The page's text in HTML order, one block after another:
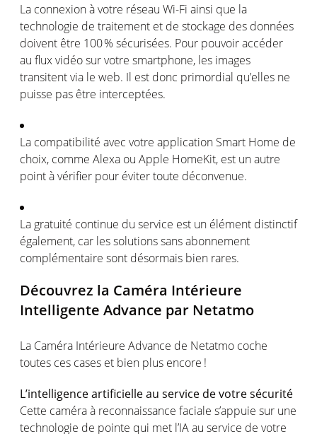
La connexionàvotre réseau Wi-Fi ainsi que la
technologie de traitement et de stockage des données
doivent être 100 % sécurisées. Pour pouvoiraccéder
au fluxvidéosurvotre smartphone, les images
transitentvia le web. Il est donc primordial qu’elles ne
puisse pas être interceptées.
La compatibilité avec votre application Smart Home de
choix, comme Alexa ou Apple HomeKit, est unautre
point àvérifier pour évitertoute déconvenue.
La gratuité continue du service est un élément distinctif
également, car les solutions sans abonnement
complémentaire sont désormais bien rares.
Découvrez la Caméra Intérieure
Intelligente Advance par Netatmo
La Caméra Intérieure Advance de Netatmo coche
toutes ces cases et bien plus encore !
L’intelligenceartificielleau service devotresécurité
Cette caméraà reconnaissance faciale s’appuie sur une
technologie de pointe qui met l’IAau service de votre